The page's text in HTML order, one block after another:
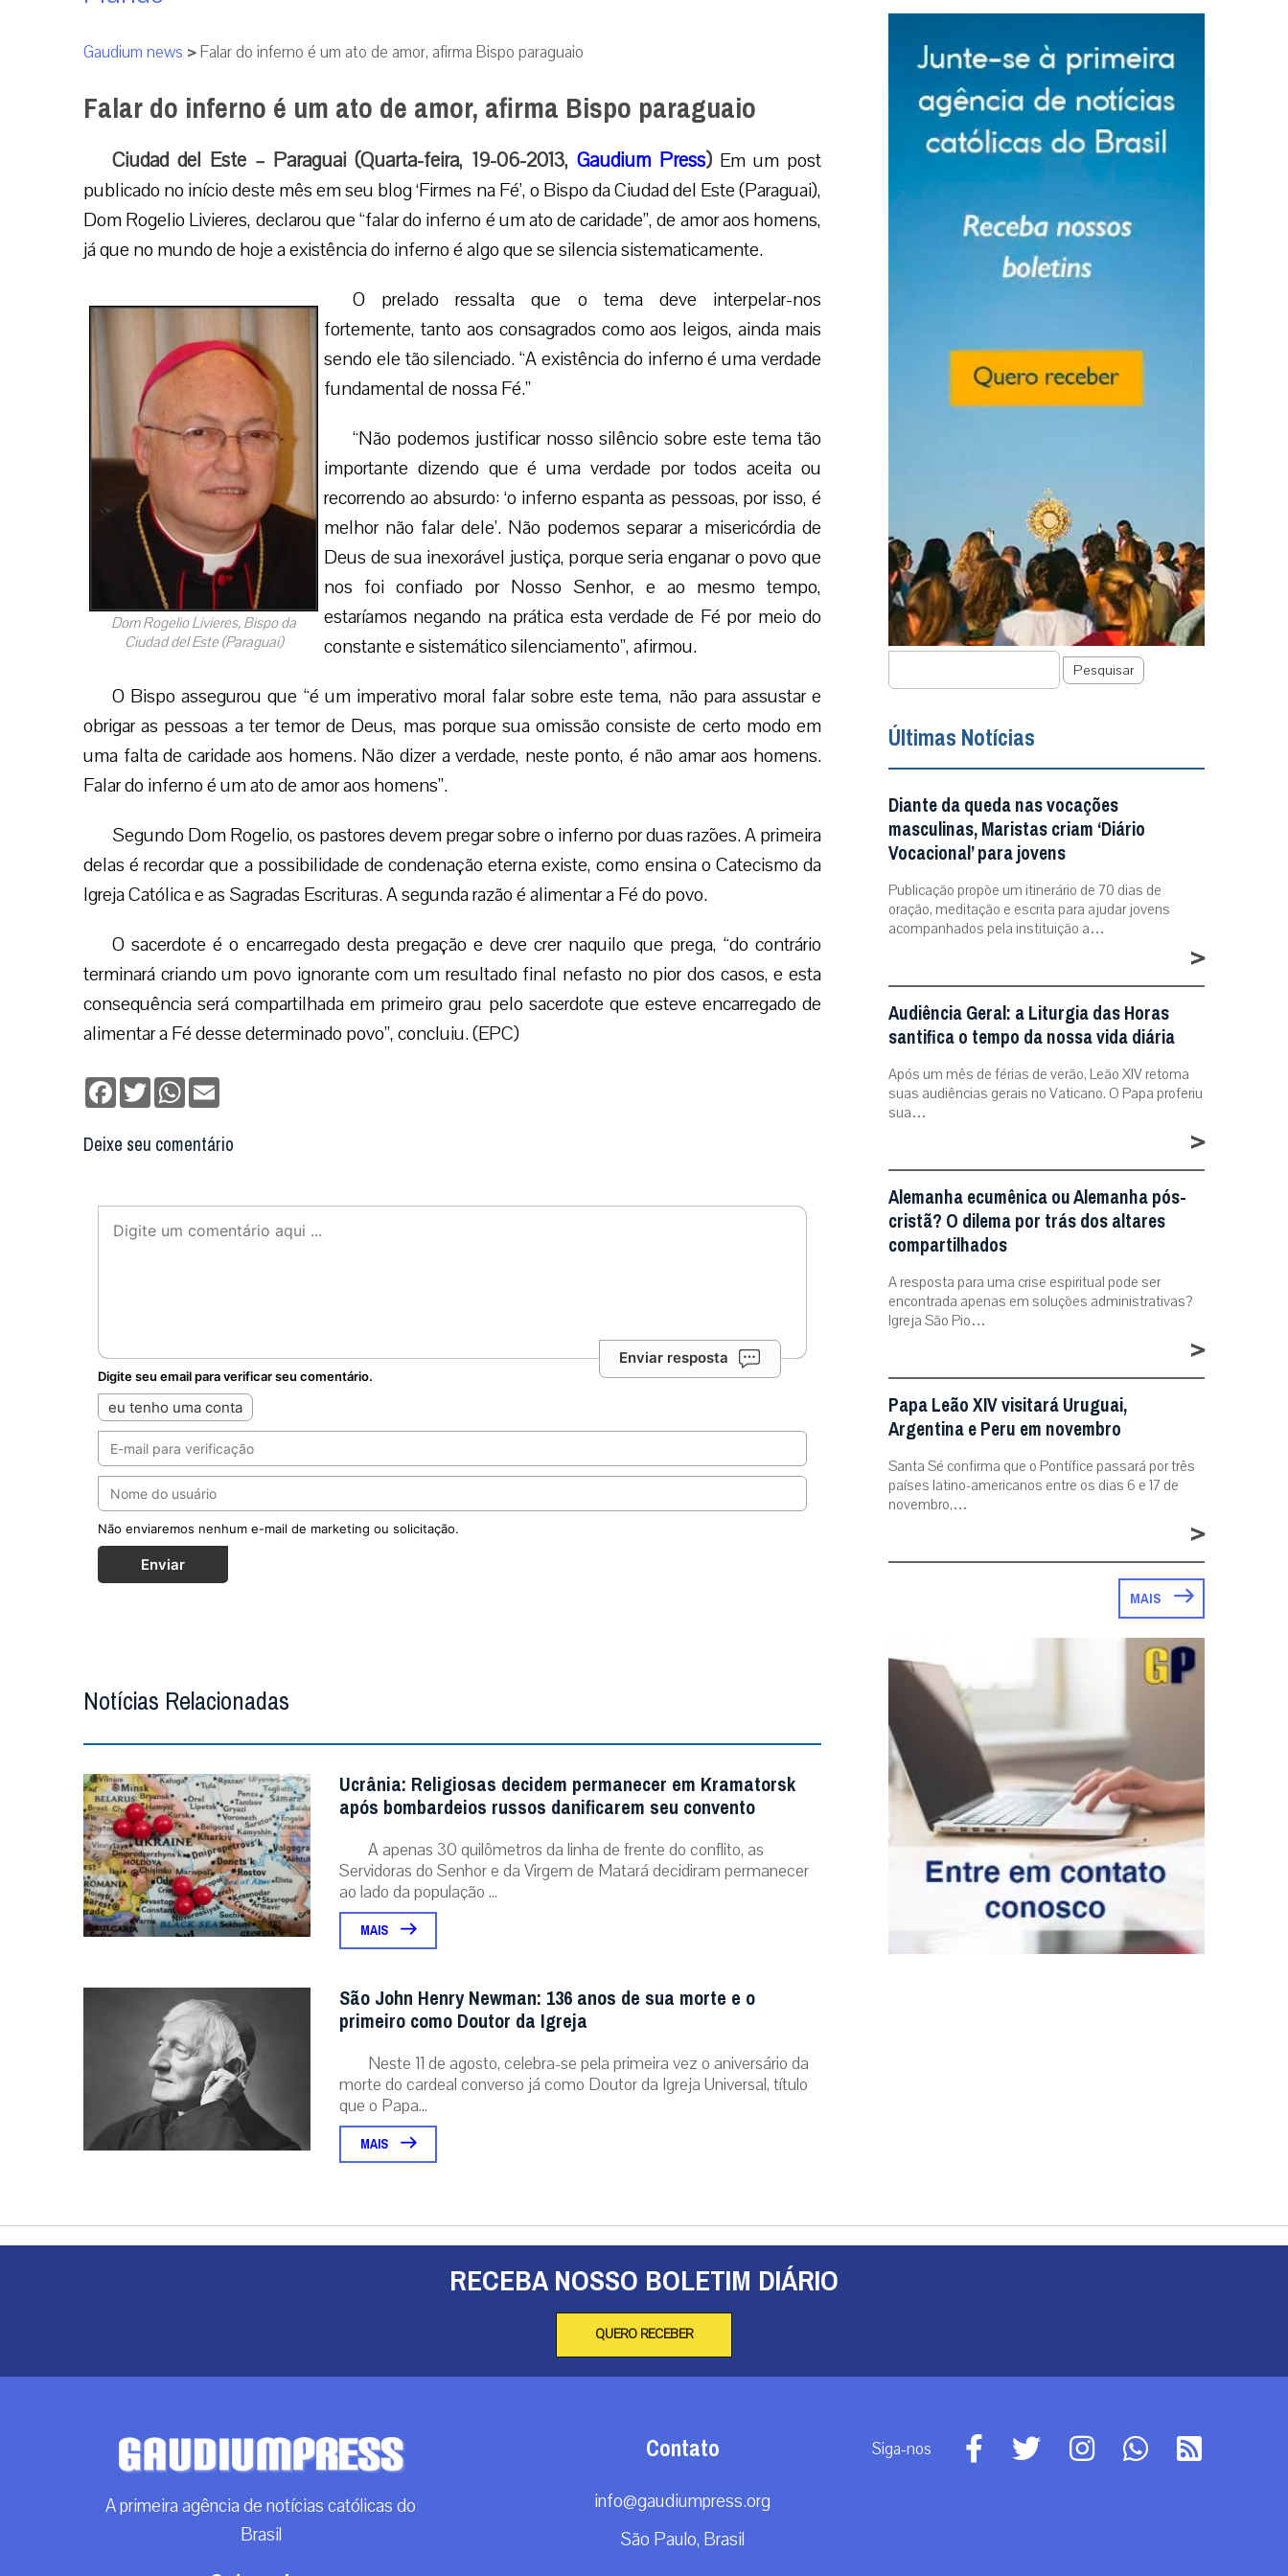
Gaudium news >Falar do inferno é um ato de amor, afirma Bispo paraguaio
Falar do inferno é um ato de amor, afirma Bispo paraguaio
Ciudad del Este – Paraguai (Quarta-feira, 19-06-2013, Gaudium Press)Em um post
publicado no início deste mês em seu blog ‘Firmes na Fé’, o Bispo da Ciudad del Este (Paraguai),
Dom Rogelio Livieres, declarou que “falar do inferno é um ato de caridade”, de amor aos homens,
já que no mundo de hoje a existência do inferno é algo que se silencia sistematicamente.
Dom Rogelio Livieres, Bispo da
Ciudad del Este (Paraguai)
O prelado ressalta que o tema deve interpelar-nos
fortemente, tanto aos consagrados como aos leigos, ainda mais
sendo ele tão silenciado. “A existência do inferno é uma verdade
fundamental de nossa Fé.”
“Não podemos justificar nosso silêncio sobre este tema tão
importante dizendo que é uma verdade por todos aceita ou
recorrendo ao absurdo: ‘o inferno espanta as pessoas, por isso, é
melhor não falar dele’. Não podemos separar a misericórdia de
Deus de sua inexorável justiça, porque seria enganar o povo que
nos foi confiado por Nosso Senhor, e ao mesmo tempo,
estaríamos negando na prática esta verdade de Fé por meio do
constante e sistemático silenciamento”, afirmou.
O Bispo assegurou que “é um imperativo moral falar sobre este tema, não para assustar e
obrigar as pessoas a ter temor de Deus, mas porque sua omissão consiste de certo modo em
uma falta de caridade aos homens. Não dizer a verdade, neste ponto, é não amar aos homens.
Falar do inferno é um ato de amor aos homens”.
Segundo Dom Rogelio, os pastores devem pregar sobre o inferno por duas razões. A primeira
delas é recordar que a possibilidade de condenação eterna existe, como ensina o Catecismo da
Igreja Católica e as Sagradas Escrituras. A segunda razão é alimentar a Fé do povo.
O sacerdote é o encarregado desta pregação e deve crer naquilo que prega, “do contrário
terminará criando um povo ignorante com um resultado final nefasto no pior dos casos, e esta
consequência será compartilhada em primeiro grau pelo sacerdote que esteve encarregado de
alimentar a Fé desse determinado povo”, concluiu. (EPC)
Facebook
TwitterWhatsApp
Deixe seu comentário
Enviar resposta
Digite seu email para verificar seu comentário.
eu tenho uma conta
Não enviaremos nenhum e-mail de marketing ou solicitação.
Enviar
Notícias Relacionadas
Ucrânia: Religiosas decidem permanecer em Kramatorsk
após bombardeios russos danificarem seu convento
A apenas 30 quilômetros da linha de frente do conflito, as
Servidoras do Senhor e da Virgem de Matará decidiram permanecer
ao lado da população ...
MAIS
São John Henry Newman: 136 anos de sua morte e o
primeiro como Doutor da Igreja
Neste 11 de agosto, celebra-se pela primeira vez o aniversário da
morte do cardeal converso já como Doutor da Igreja Universal, título
que o Papa...
MAIS
Pesquisar
Últimas Notícias
Diante da queda nas vocações
masculinas, Maristas criam ‘Diário
Vocacional’ para jovens
Publicação propõe um itinerário de 70 dias de
oração, meditação e escrita para ajudar jovens
acompanhados pela instituição a…
>
Audiência Geral: a Liturgia das Horas
santifica o tempo da nossa vida diária
Após um mês de férias de verão, Leão XIV retoma
suas audiências gerais no Vaticano. O Papa proferiu
sua…
>
Alemanha ecumênica ou Alemanha pós-
cristã? O dilema por trás dos altares
compartilhados
A resposta para uma crise espiritual pode ser
encontrada apenas em soluções administrativas?
Igreja São Pio…
>
Papa Leão XIV visitará Uruguai,
Argentina e Peru em novembro
Santa Sé confirma que o Pontífice passará por três
países latino-americanos entre os dias 6 e 17 de
novembro,…
>
MAIS
RECEBA NOSSO BOLETIM DIÁRIO
QUERO RECEBER
A primeira agência de notícias católicas do
Brasil
Contato
info@gaudiumpress.org
São Paulo, Brasil
Siga-nos